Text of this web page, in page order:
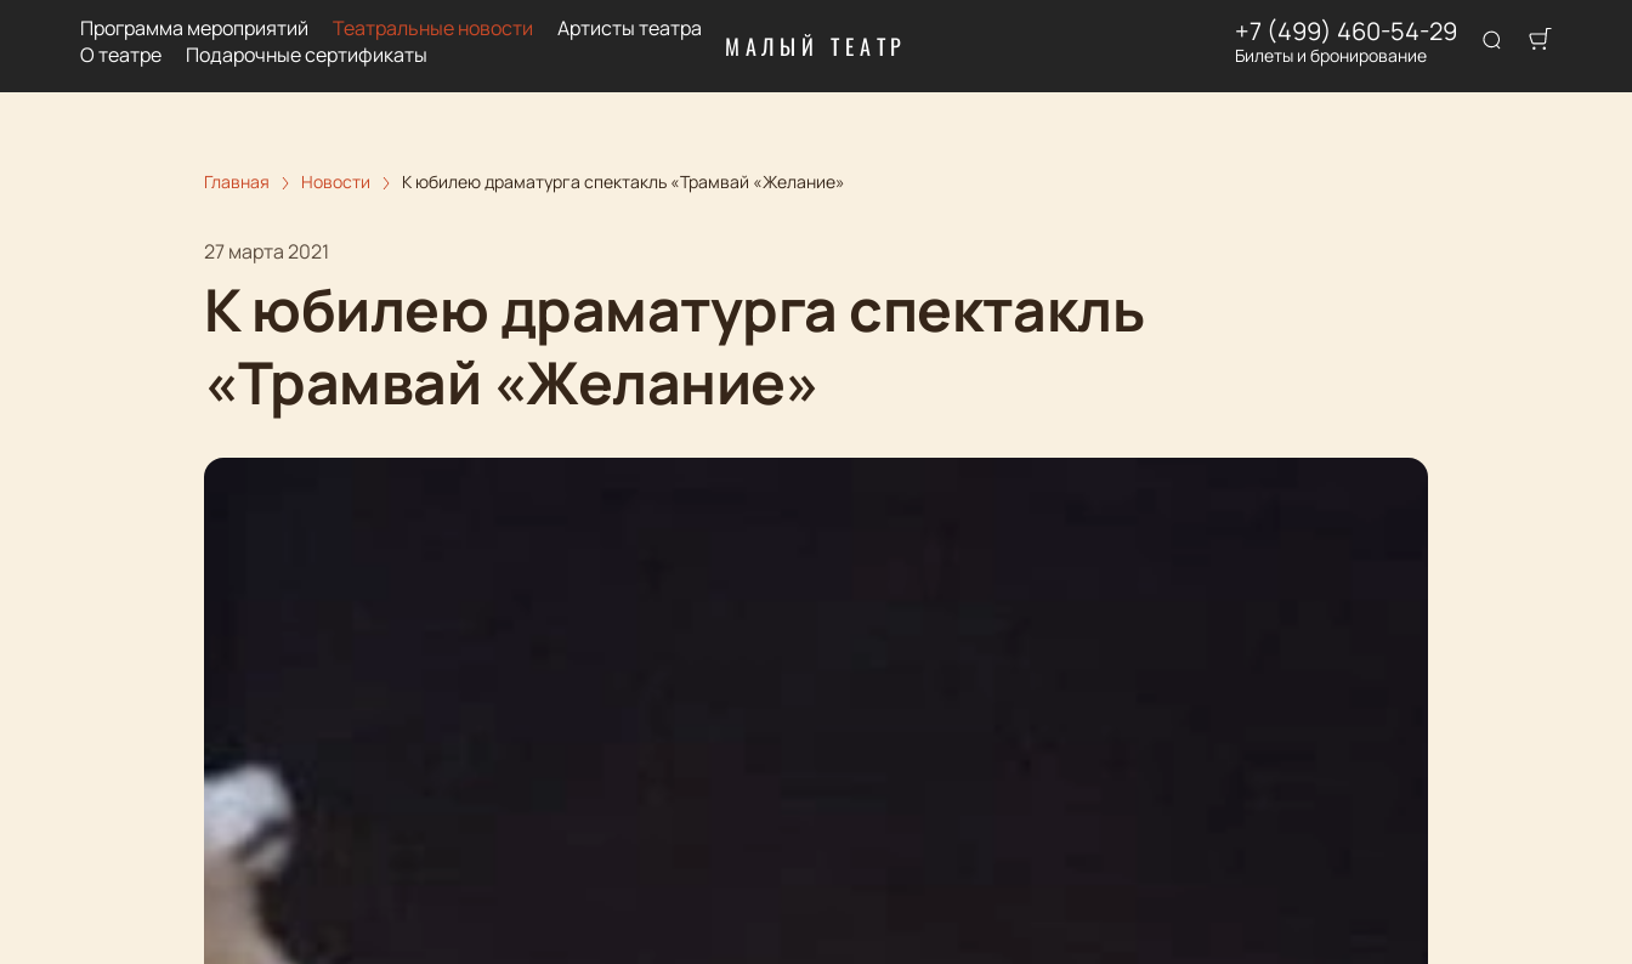
МАЛЫЙ ТЕАТР
Программа мероприятий Театральные новости
Артисты театра
О театре
Подарочные сертификаты
+7 (499) 460-54-29
Билеты и бронирование
Главная Новости К юбилею драматурга спектакль «Трамвай «Желание»
27 марта 2021
К юбилею драматурга спектакль
«Трамвай «Желание»